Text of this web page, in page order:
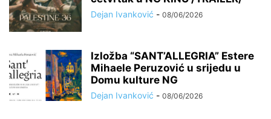
Dejan Ivanković - 08/06/2026
Izložba “SANT’ALLEGRIA” Estere
Mihaele Peruzović u srijedu u
Domu kulture NG
Dejan Ivanković - 08/06/2026